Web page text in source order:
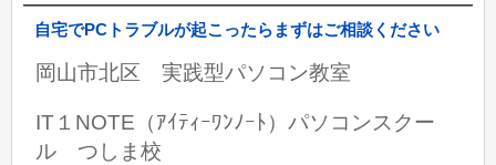
自宅でPCトラブルが起こったらまずはご相談ください
岡山市北区 実践型パソコン教室
IT１NOTE（ｱｲﾃｨｰﾜﾝﾉｰﾄ）パソコンスクー
ル つしま校